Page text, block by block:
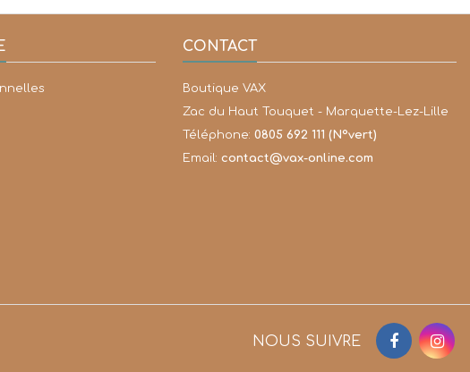
CONTACT
Boutique VAX
Zac du Haut Touquet - Marquette-Lez-Lille
Téléphone: 0805 692 111 (N°vert)
Email: contact@vax-online.com
NOUS SUIVRE